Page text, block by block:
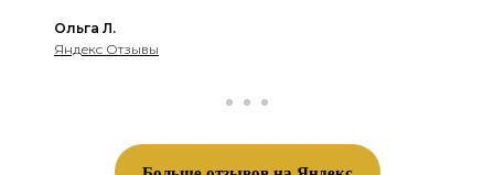
Ольга Л.
Яндекс Отзывы